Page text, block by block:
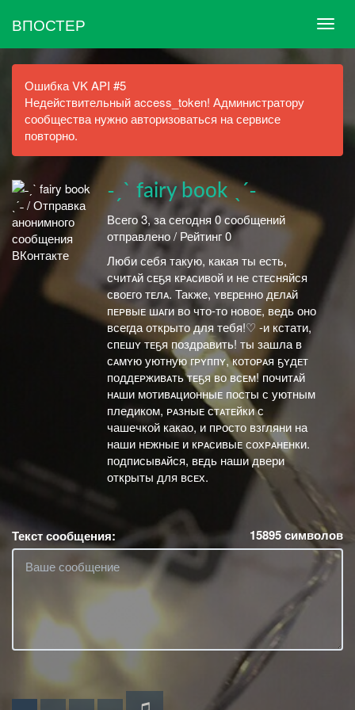
ВПОСТЕР
Ошибка VK API #5
Недействительный access_token! Администратору
сообщества нужно авторизоваться на сервисе
повторно.
˗ˏˋ fairy book ˎˊ˗
Всего 3, за сегодня 0 сообщений
отправлено / Рейтинг 0
Люби себя такую, какая ты есть,
считᴀй сᴇҕя кᴘᴀсивой и не стᴇсняйся
своᴇго тᴇлᴀ. Также, ʏвᴇрᴇнно дᴇлᴀй
пᴇᴘвыᴇ шᴀги во что-то новоᴇ, ведь оно
всегда открыто для тебя!♡ -и кстати,
спᴇшʏ тᴇҕя поздравить! ты зашла в
сᴀмʏю уютную гᴘʏппʏ, котоᴘᴀя ҕʏдᴇт
поддᴇᴘживᴀть тᴇҕя во всᴇм! почитᴀй
нᴀши мотивᴀционныᴇ посты с уютным
пледиком, ᴘᴀзныᴇ стᴀтᴇйки с
чашечкой какао, и пᴘосто взгляни на
наши нᴇжныᴇ и кᴘᴀсивыᴇ сохᴘᴀнᴇнки.
подписывᴀйся, вᴇдь наши двери
открыты для всᴇх.
Текст сообщения: 15895символов